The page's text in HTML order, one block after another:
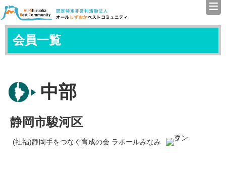
認定特定非営利活動法人（
≡
会員一覧
中部
静岡市駿河区
(社福)静岡手をつなぐ育成の会 ラポールみなみ